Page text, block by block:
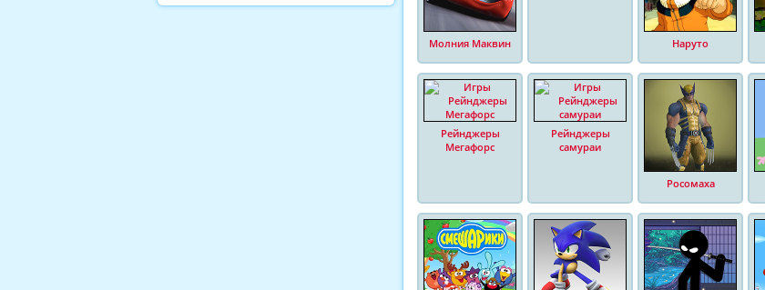
Молния Маквин Наруто
Рейнджеры
Мегафорс
Рейнджеры
самураи
Росомаха